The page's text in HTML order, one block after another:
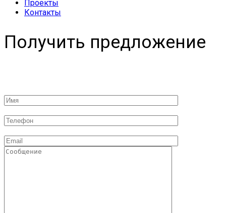
Проекты
Контакты
Получить предложение